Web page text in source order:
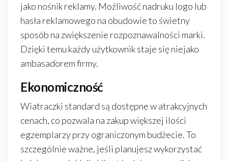
jako nośnik reklamy. Możliwość nadruku logo lub
hasła reklamowego na obudowie to świetny
sposób na zwiększenie rozpoznawalności marki.
Dzięki temu każdy użytkownik staje się niejako
ambasadorem firmy.
Ekonomiczność
Wiatraczki standard są dostępne w atrakcyjnych
cenach, co pozwala na zakup większej ilości
egzemplarzy przy ograniczonym budżecie. To
szczególnie ważne, jeśli planujesz wykorzystać